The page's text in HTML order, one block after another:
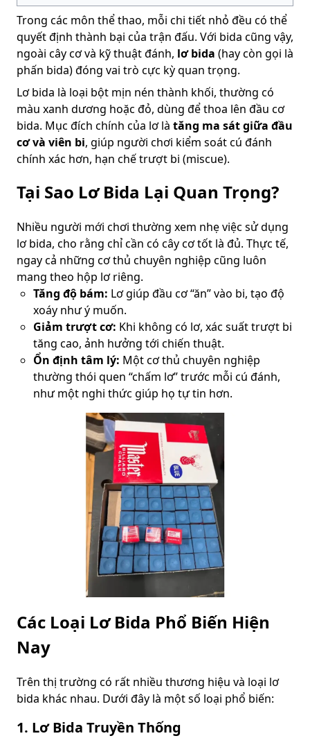
Trong các môn thể thao, mỗi chi tiết nhỏ đều có thể
quyết định thành bại của trận đấu. Với bida cũng vậy,
ngoài cây cơ và kỹ thuật đánh, lơ bida (hay còn gọi là
phấn bida) đóng vai trò cực kỳ quan trọng.
Lơ bida là loại bột mịn nén thành khối, thường có
màu xanh dương hoặc đỏ, dùng để thoa lên đầu cơ
bida. Mục đích chính của lơ là tăng ma sát giữa đầu
cơ và viên bi, giúp người chơi kiểm soát cú đánh
chính xác hơn, hạn chế trượt bi (miscue).
Tại Sao Lơ Bida Lại Quan Trọng?
Nhiều người mới chơi thường xem nhẹ việc sử dụng
lơ bida, cho rằng chỉ cần có cây cơ tốt là đủ. Thực tế,
ngay cả những cơ thủ chuyên nghiệp cũng luôn
mang theo hộp lơ riêng.
Tăng độ bám: Lơ giúp đầu cơ “ăn” vào bi, tạo độ
xoáy như ý muốn.
Giảm trượt cơ: Khi không có lơ, xác suất trượt bi
tăng cao, ảnh hưởng tới chiến thuật.
Ổn định tâm lý: Một cơ thủ chuyên nghiệp
thường thói quen “chấm lơ” trước mỗi cú đánh,
như một nghi thức giúp họ tự tin hơn.
Các Loại Lơ Bida Phổ Biến Hiện
Nay
Trên thị trường có rất nhiều thương hiệu và loại lơ
bida khác nhau. Dưới đây là một số loại phổ biến:
1. Lơ Bida Truyền Thống